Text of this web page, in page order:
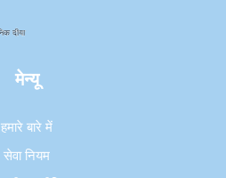
मेन्यू
हमारे बारे में
सेवा नियम